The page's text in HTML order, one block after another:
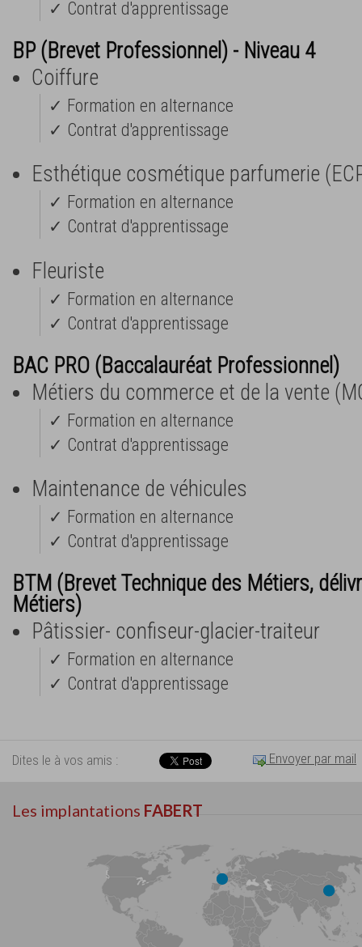
✓ Contrat d'apprentissage
BP (Brevet Professionnel) - Niveau 4
Coiffure
✓ Formation en alternance
✓ Contrat d'apprentissage
Esthétique cosmétique parfumerie
✓ Formation en alternance
✓ Contrat d'apprentissage
Fleuriste
✓ Formation en alternance
✓ Contrat d'apprentissage
BAC PRO (Baccalauréat Professionnel)
Métiers du commerce et de la vente
✓ Formation en alternance
✓ Contrat d'apprentissage
Maintenance de véhicules
✓ Formation en alternance
✓ Contrat d'apprentissage
BTM (Brevet Technique des Métiers,
Métiers)
Pâtissier- confiseur-glacier-traiteur
✓ Formation en alternance
✓ Contrat d'apprentissage
Dites le à vos amis : Envoyer par mail
Les implantations FABERT